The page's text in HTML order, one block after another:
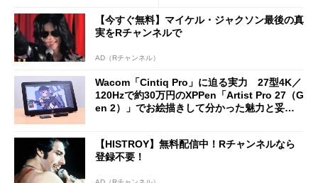
【今すぐ無料】マイケル・ジャクソン最後の真
実をRチャンネルで
AD（Rチャンネル）
Wacom「Cintiq Pro」に迫る実力 27型4K／
120Hzで約30万円のXPPen「Artist Pro 27（G
en 2）」でお絵描きして分かった魅力と妥協
【HISTROY】無料配信中！Rチャンネルなら
登録不要！